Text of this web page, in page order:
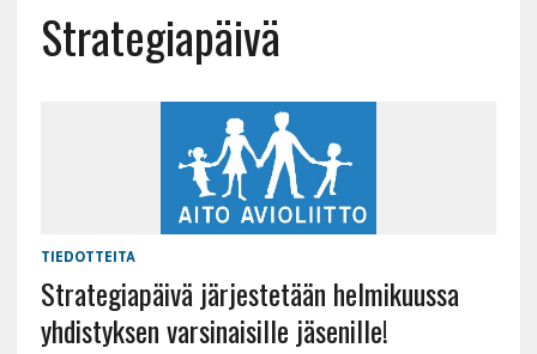
Strategiapäivä
TIEDOTTEITA
Strategiapäivä järjestetään helmikuussa
yhdistyksen varsinaisille jäsenille!